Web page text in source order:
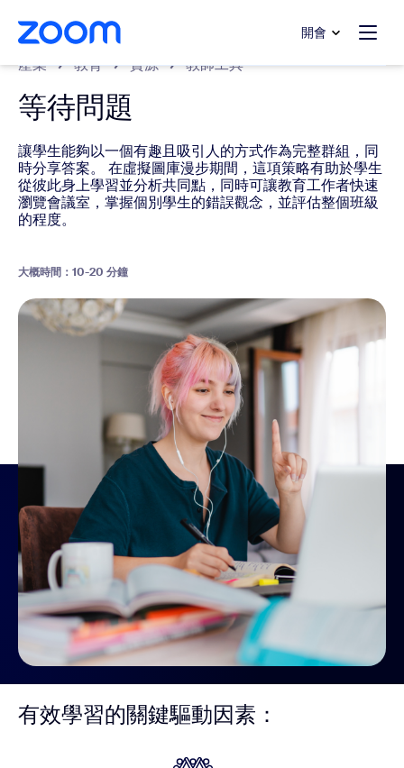
至主要內容
至協助聊天 開會
產業 教育 資源 教師工具
等待問題
讓學生能夠以一個有趣且吸引人的方式作為完整群組，同
時分享答案。 在虛擬圖庫漫步期間，這項策略有助於學生
從彼此身上學習並分析共同點，同時可讓教育工作者快速
瀏覽會議室，掌握個別學生的錯誤觀念，並評估整個班級
的程度。
大概時間：10-20 分鐘
有效學習的關鍵驅動因素：